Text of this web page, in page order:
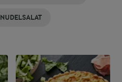
NUDELSALAT